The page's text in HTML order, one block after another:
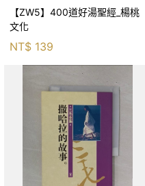
【ZW5】400道好湯聖經_楊桃
文化
NT$ 139